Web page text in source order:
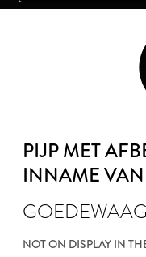
PIJP MET
INNAME
NOT ON DISPLAY IN